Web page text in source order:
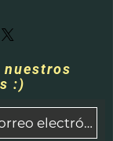
nuestros
:)